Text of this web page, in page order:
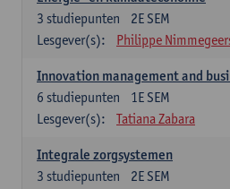
2E SEM
3 studiepunten
Lesgever(s):
Philippe
Innovation management and
1E SEM
6 studiepunten
Lesgever(s):
Tatiana Zabara
Integrale zorgsystemen
2E SEM
3 studiepunten